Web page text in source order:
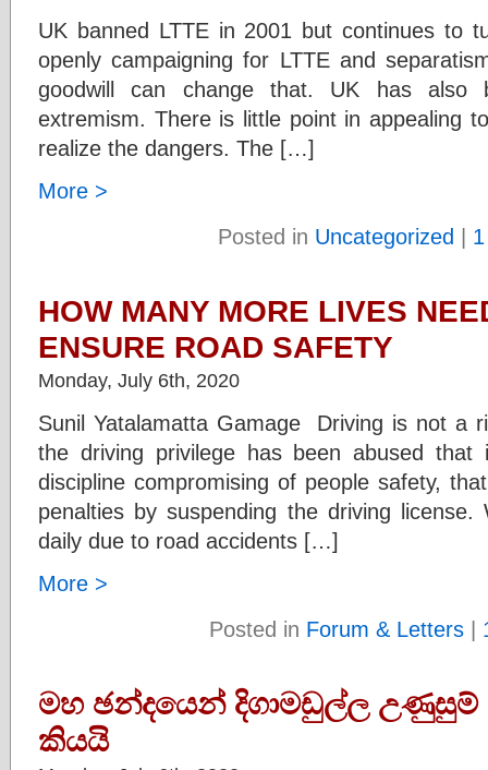
UK banned LTTE in 2001 but continues to
openly campaigning for LTTE and
goodwill can change that. UK has also
extremism. There is little point in appealing
realize the dangers. The […]
More >
Posted in Uncategorized |
HOW MANY MORE LIVES
ENSURE ROAD SAFETY
Monday, July 6th, 2020
Sunil Yatalamatta Gamage Driving is not a
the driving privilege has been abused
discipline compromising of people safety,
penalties by suspending the driving
daily due to road accidents […]
More >
Posted in Forum & Letters|
මහ ඡන්දයෙන් දිගාමඩුල්ල
කියයි